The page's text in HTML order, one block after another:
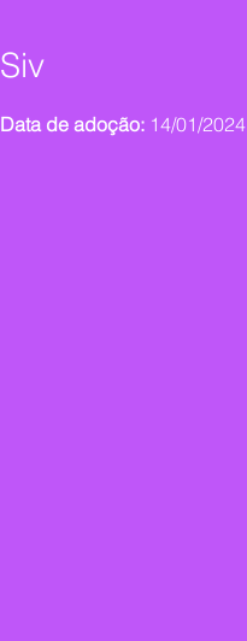
Siv
Data de adoção: 14/01/2024